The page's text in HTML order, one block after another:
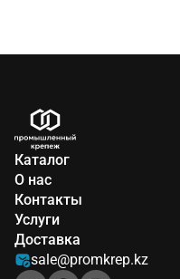
Каталог
О нас
Контакты
Услуги
Доставка
sale@promkrep.kz